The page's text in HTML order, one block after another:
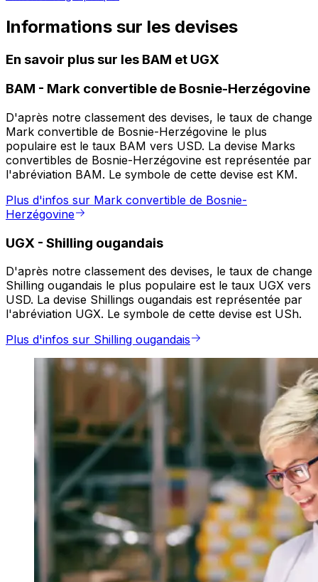
Informations sur les devises
En savoir plus sur les BAM et UGX
BAM - Mark convertible de Bosnie-Herzégovine
D'après notre classement des devises, le taux de change
Mark convertible de Bosnie-Herzégovine le plus
populaire est le taux BAM vers USD. La devise Marks
convertibles de Bosnie-Herzégovine est représentée par
l'abréviation BAM. Le symbole de cette devise est KM.
Plus d'infos sur Mark convertible de Bosnie-
Herzégovine
UGX - Shilling ougandais
D'après notre classement des devises, le taux de change
Shilling ougandais le plus populaire est le taux UGX vers
USD. La devise Shillings ougandais est représentée par
l'abréviation UGX. Le symbole de cette devise est USh.
Plus d'infos sur Shilling ougandais